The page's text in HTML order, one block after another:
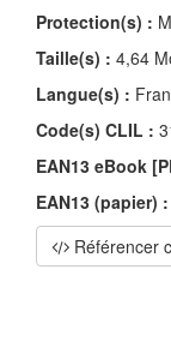
Protection(s) :
Taille(s) : 4,64
Langue(s) :
Code(s) CLIL :
EAN13 eBook
EAN13 (papier) :
Référencer